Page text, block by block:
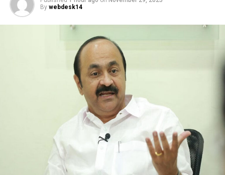
By webdesk14